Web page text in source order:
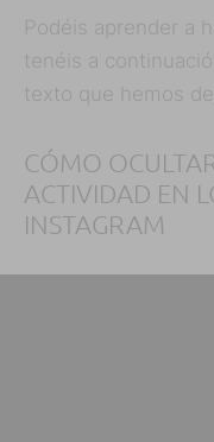
Podéis aprender a
tenéis a
texto que hemos
CÓMO
ACTIVIDAD EN
INSTAGRAM